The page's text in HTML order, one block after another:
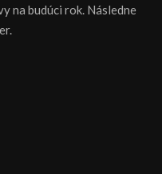
na budúci rok. Následne